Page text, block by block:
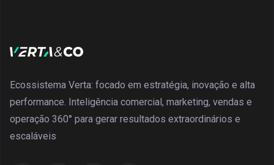
Ecossistema Verta: focado em estratégia, inovação e alta
performance. Inteligência comercial, marketing, vendas e
operação 360° para gerar resultados extraordinários e
escaláveis